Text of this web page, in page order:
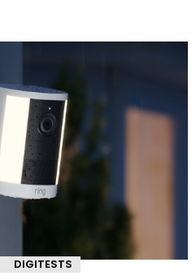
DIGITESTS